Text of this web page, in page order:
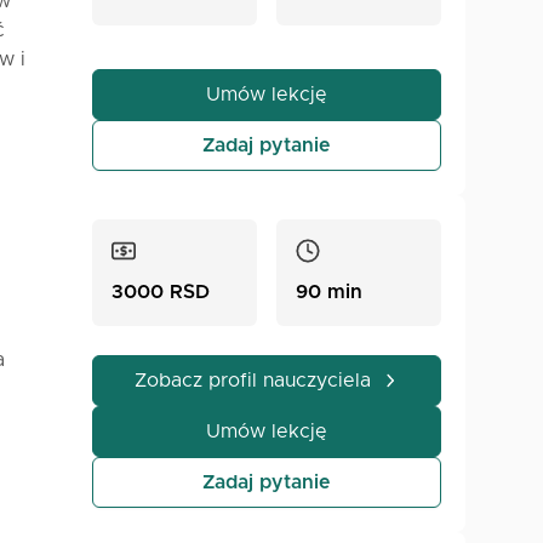
i
–
Umów lekcję
Zadaj pytanie
3000 RSD 90 min
Zobacz profil nauczyciela
Umów lekcję
Zadaj pytanie